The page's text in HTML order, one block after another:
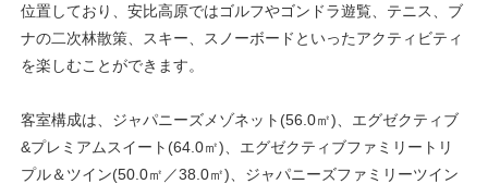
位置しており、安比高原ではゴルフやゴンドラ遊覧、テニス、ブ
ナの二次林散策、スキー、スノーボードといったアクティビティ
を楽しむことができます。
客室構成は、ジャパニーズメゾネット(56.0㎡)、エグゼクティブ
&プレミアムスイート(64.0㎡)、エグゼクティブファミリートリ
プル＆ツイン(50.0㎡／38.0㎡)、ジャパニーズファミリーツイン